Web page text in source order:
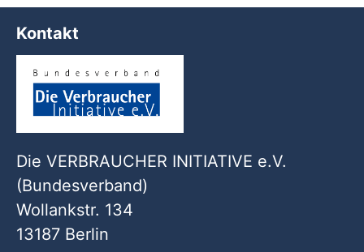
Kontakt
Die VERBRAUCHER INITIATIVE e.V.
(Bundesverband)
Wollankstr. 134
13187 Berlin